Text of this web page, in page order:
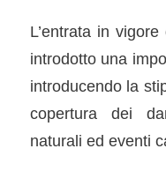
L’entrata in
introdotto una
introducendo la
copertura dei
naturali ed eventi